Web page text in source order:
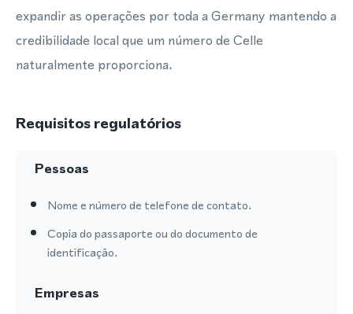
expandir as operações por toda a Germany mantendo a
credibilidade local que um número de Celle
naturalmente proporciona.
Requisitos regulatórios
Pessoas
Nome e número de telefone de contato.
Copia do passaporte ou do documento de
identificação.
Empresas